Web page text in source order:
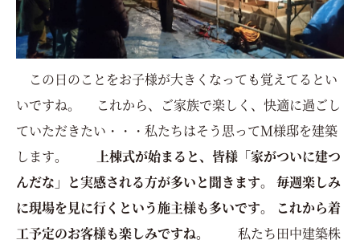
この日のことをお子様が大きくなっても覚えてるとい
いですね。 これから、ご家族で楽しく、快適に過ごし
ていただきたい・・・私たちはそう思ってＭ様邸を建築
します。
上棟式が始まると、皆様「家がついに建つ
んだな」と実感される方が多いと聞きます。 毎週楽しみ
に現場を見に行くという施主様も多いです。
これから着
工予定のお客様も楽しみですね。
私たち田中建築株